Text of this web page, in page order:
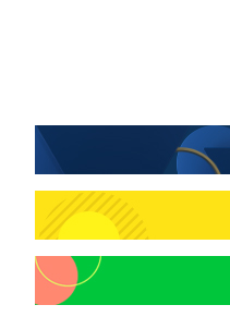
-4630초 전 >선재도서 해루질
-2164초 전 >
남자 농구, 나
37분 전 >극한폭염 한풀 꺾이
씨]
1시간 전 >축구협회 "압수수
1시간 전 >
[속보]'압수수색·
5시간 전 >'최고 37도' 폭염